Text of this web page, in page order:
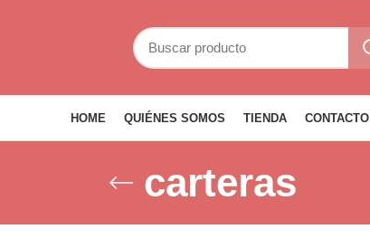
HOME QUIÉNES SOMOS TIENDA CONTACTO
carteras